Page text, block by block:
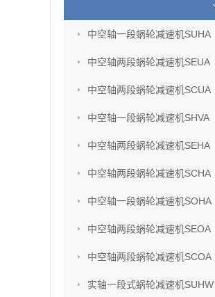
中空轴一段蜗轮减速机SUHA
中空轴两段蜗轮减速机SEUA
中空轴两段蜗轮减速机SCUA
中空轴一段蜗轮减速机SHVA
中空轴两段蜗轮减速机SEHA
中空轴两段蜗轮减速机SCHA
中空轴一段蜗轮减速机SOHA
中空轴两段蜗轮减速机SEOA
中空轴两段蜗轮减速机SCOA
实轴一段式蜗轮减速机SUHW